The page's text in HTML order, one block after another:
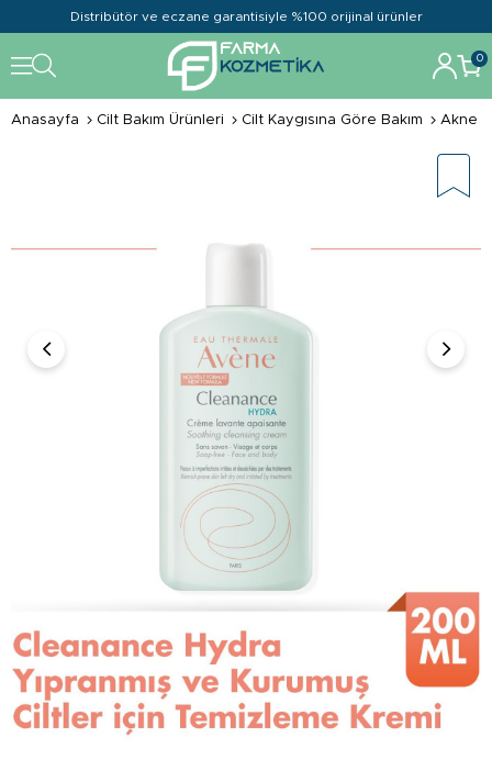
Distribütör ve eczane garantisiyle %100 orijinal ürünler
0
Anasayfa Cilt Bakım Ürünleri Cilt Kaygısına Göre Bakım Akne